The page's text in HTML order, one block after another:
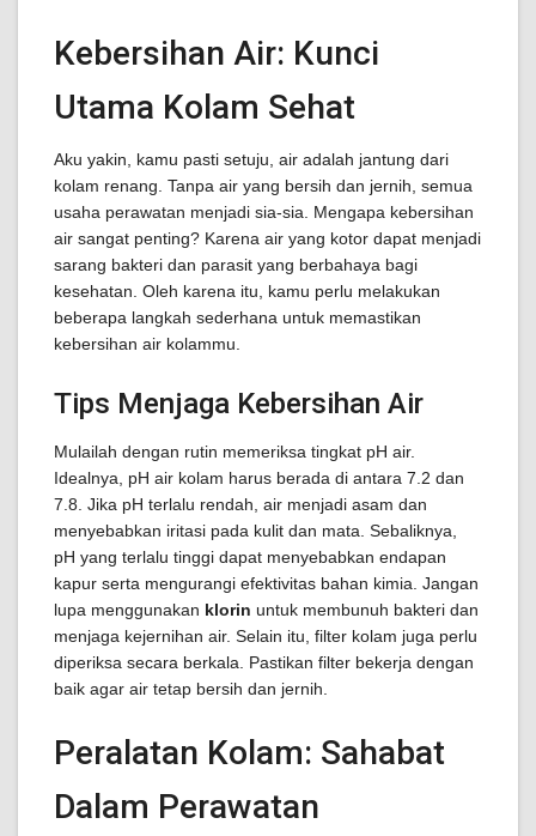
Kebersihan Air: Kunci
Utama Kolam Sehat
Aku yakin, kamu pasti setuju, air adalah jantung dari
kolam renang. Tanpa air yang bersih dan jernih, semua
usaha perawatan menjadi sia-sia. Mengapa kebersihan
air sangat penting? Karena air yang kotor dapat menjadi
sarang bakteri dan parasit yang berbahaya bagi
kesehatan. Oleh karena itu, kamu perlu melakukan
beberapa langkah sederhana untuk memastikan
kebersihan air kolammu.
Tips Menjaga Kebersihan Air
Mulailah dengan rutin memeriksa tingkat pH air.
Idealnya, pH air kolam harus berada di antara 7.2 dan
7.8. Jika pH terlalu rendah, air menjadi asam dan
menyebabkan iritasi pada kulit dan mata. Sebaliknya,
pH yang terlalu tinggi dapat menyebabkan endapan
kapur serta mengurangi efektivitas bahan kimia. Jangan
lupa menggunakan klorin untuk membunuh bakteri dan
menjaga kejernihan air. Selain itu, filter kolam juga perlu
diperiksa secara berkala. Pastikan filter bekerja dengan
baik agar air tetap bersih dan jernih.
Peralatan Kolam: Sahabat
Dalam Perawatan